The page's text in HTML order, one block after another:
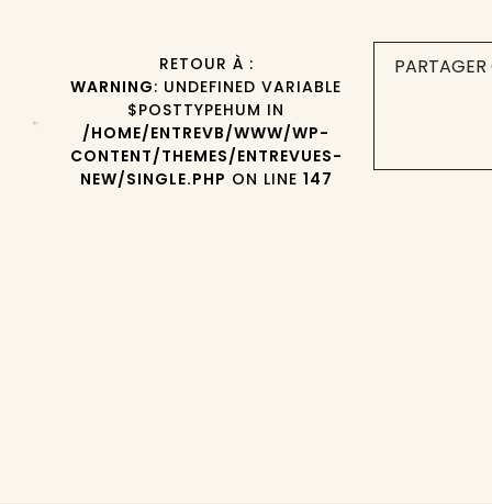
RETOUR À :
WARNING: UNDEFINED VARIABLE
$POSTTYPEHUM IN
/HOME/ENTREVB/WWW/WP-
CONTENT/THEMES/ENTREVUES-
NEW/SINGLE.PHP ON LINE 147